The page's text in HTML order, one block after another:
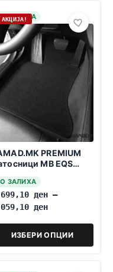
ЗАЛИХА
АКЦИЈА!
PREMIUM
MB EQS
ЗАЛИХА
ден –
ден
ИЗБЕРИ ОПЦИИ